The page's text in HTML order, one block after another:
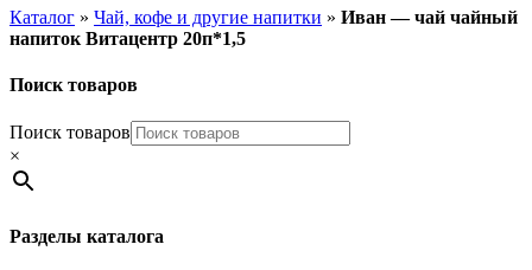
Каталог » Чай, кофе и другие напитки » Иван — чай чайный
напиток Витацентр 20п*1,5
Поиск товаров
Поиск товаров
×
Разделы каталога